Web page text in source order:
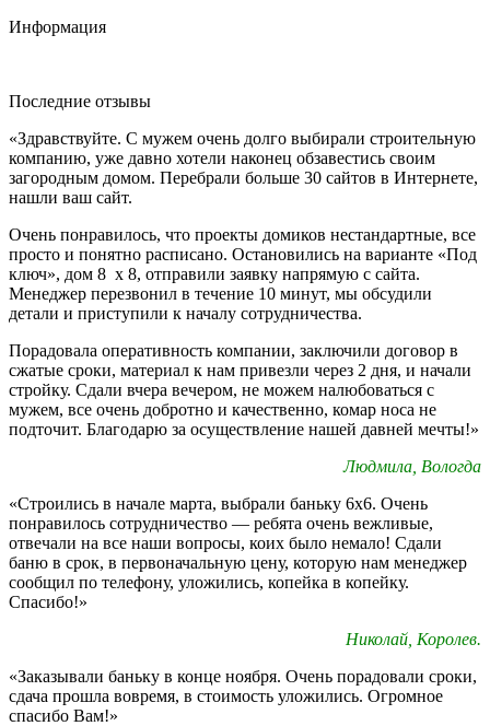
Информация
Последние отзывы
«Здравствуйте. С мужем очень долго выбирали строительную
компанию, уже давно хотели наконец обзавестись своим
загородным домом. Перебрали больше 30 сайтов в Интернете,
нашли ваш сайт.
Очень понравилось, что проекты домиков нестандартные, все
просто и понятно расписано. Остановились на варианте «Под
ключ», дом 8 х 8, отправили заявку напрямую с сайта.
Менеджер перезвонил в течение 10 минут, мы обсудили
детали и приступили к началу сотрудничества.
Порадовала оперативность компании, заключили договор в
сжатые сроки, материал к нам привезли через 2 дня, и начали
стройку. Сдали вчера вечером, не можем налюбоваться с
мужем, все очень добротно и качественно, комар носа не
подточит. Благодарю за осуществление нашей давней мечты!»
Людмила, Вологда
«Строились в начале марта, выбрали баньку 6х6. Очень
понравилось сотрудничество — ребята очень вежливые,
отвечали на все наши вопросы, коих было немало! Сдали
баню в срок, в первоначальную цену, которую нам менеджер
сообщил по телефону, уложились, копейка в копейку.
Спасибо!»
Николай, Королев.
«Заказывали баньку в конце ноября. Очень порадовали сроки,
сдача прошла вовремя, в стоимость уложились. Огромное
спасибо Вам!»